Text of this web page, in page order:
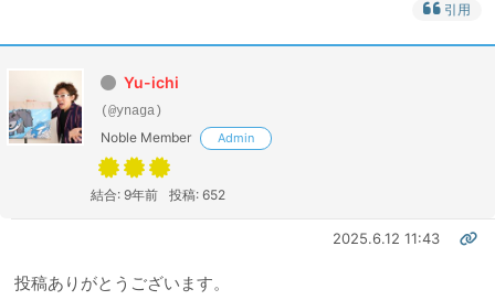
引用
Yu-ichi
(@ynaga)
Noble Member Admin
結合: 9年前 投稿: 652
2025.6.12 11:43
投稿ありがとうございます。